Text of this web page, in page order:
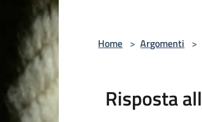
Home > Argomenti >
Risposta